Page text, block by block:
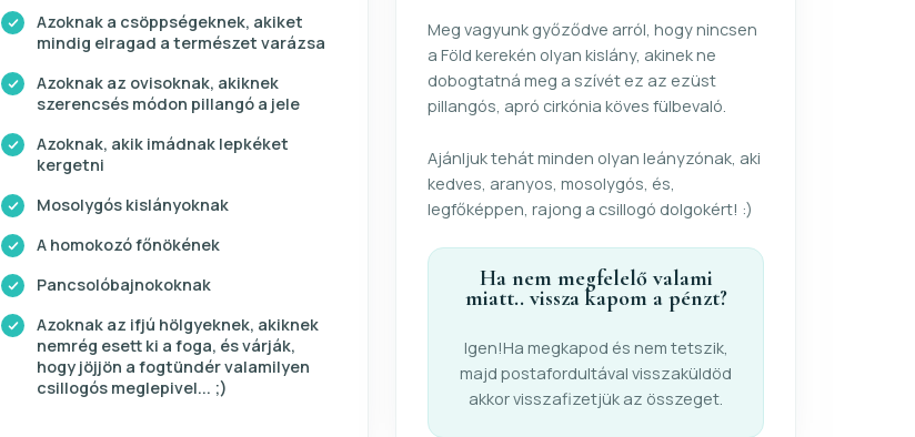
Azoknak a csöppségeknek, akiket
mindig elragad a természet varázsa
Azoknak az ovisoknak, akiknek
szerencsés módon pillangó a jele
Azoknak, akik imádnak lepkéket
kergetni
Mosolygós kislányoknak
A homokozó főnökének
Pancsolóbajnokoknak
Azoknak az ifjú hölgyeknek, akiknek
nemrég esett ki a foga, és várják,
hogy jöjjön a fogtündér valamilyen
csillogós meglepivel... ;)
Meg vagyunk győződve arról, hogy nincsen
a Föld kerekén olyan kislány, akinek ne
dobogtatná meg a szívét ez az ezüst
pillangós, apró cirkónia köves fülbevaló.
Ajánljuk tehát minden olyan leányzónak, aki
kedves, aranyos, mosolygós, és,
legfőképpen, rajong a csillogó dolgokért! :)
Ha nem megfelelő valami
miatt.. vissza kapom a pénzt?
Igen!Ha megkapod és nem tetszik,
majd postafordultával visszaküldöd
akkor visszafizetjük az összeget.